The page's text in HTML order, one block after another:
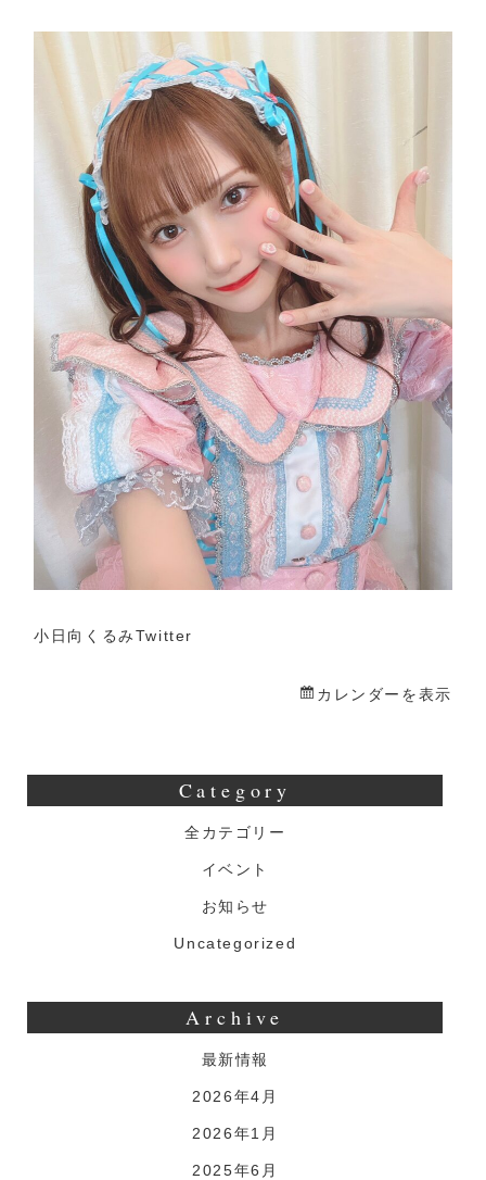
小日向くるみTwitter
カレンダーを表示
Category
全カテゴリー
イベント
お知らせ
Uncategorized
Archive
最新情報
2026年4月
2026年1月
2025年6月